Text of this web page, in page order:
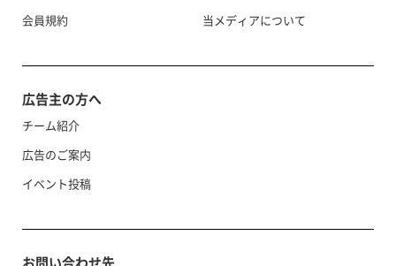
会員規約
当メディアについて
広告主の方へ
チーム紹介
広告のご案内
イベント投稿